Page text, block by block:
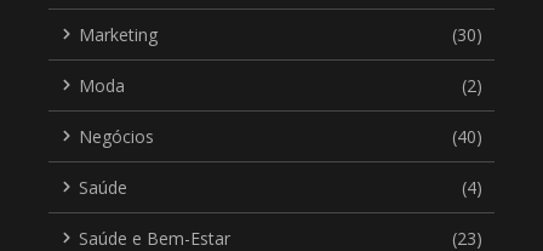
Marketing (30)
Moda (2)
Negócios (40)
Saúde (4)
Saúde e Bem-Estar (23)